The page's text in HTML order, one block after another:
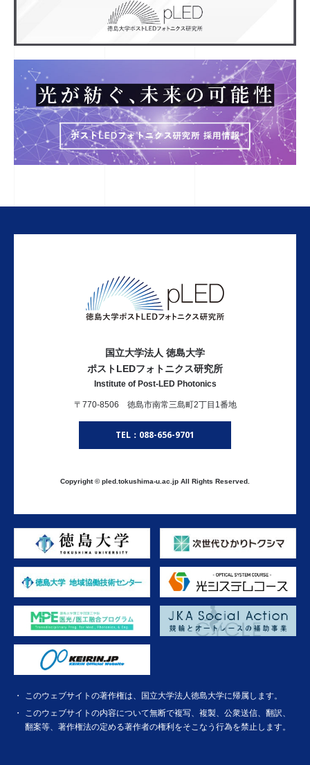
国立大学法人 徳島大学
ポストLEDフォトニクス研究所
Institute of Post-LED Photonics
〒770-8506 徳島市南常三島町2丁目1番地
TEL：088-656-9701
Copyright © pled.tokushima-u.ac.jp All Rights Reserved.
このウェブサイトの著作権は、国立大学法人徳島大学に帰属します。
このウェブサイトの内容について無断で複写、複製、公衆送信、翻訳、
翻案等、著作権法の定める著作者の権利をそこなう行為を禁止します。